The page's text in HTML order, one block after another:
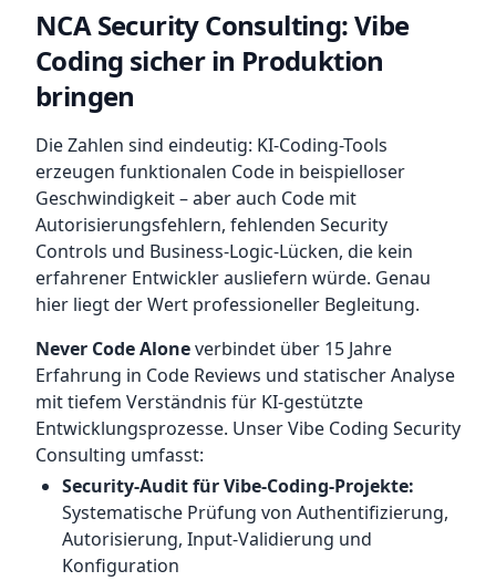
NCA Security Consulting: Vibe
Coding sicher in Produktion
bringen
Die Zahlen sind eindeutig: KI-Coding-Tools
erzeugen funktionalen Code in beispielloser
Geschwindigkeit – aber auch Code mit
Autorisierungsfehlern, fehlenden Security
Controls und Business-Logic-Lücken, die kein
erfahrener Entwickler ausliefern würde. Genau
hier liegt der Wert professioneller Begleitung.
Never Code Aloneverbindet über 15 Jahre
Erfahrung in Code Reviews und statischer Analyse
mit tiefem Verständnis für KI-gestützte
Entwicklungsprozesse. Unser Vibe Coding Security
Consulting umfasst:
Security-Audit für Vibe-Coding-Projekte:
Systematische Prüfung von Authentifizierung,
Autorisierung, Input-Validierung und
Konfiguration